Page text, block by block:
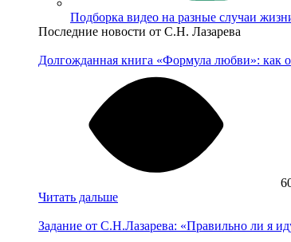
Подборка видео на разные случаи
Последние новости от С.Н. Лазарева
Долгожданная книга «Формула любви»: как
Читать дальше
Задание от С.Н.Лазарева: «Правильно ли я